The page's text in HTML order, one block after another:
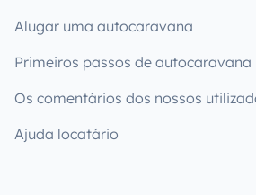
Alugar uma autocaravana
Primeiros passos de autocaravana
Os comentários dos nossos
Ajuda locatário